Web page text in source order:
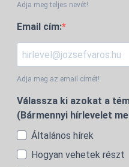
Adja meg teljes nevét!
Email cím:
Adja meg az email címét!
Válassza ki azokat a
(Bármennyi hírlevelet
Általános hírek
Hogyan vehetek részt